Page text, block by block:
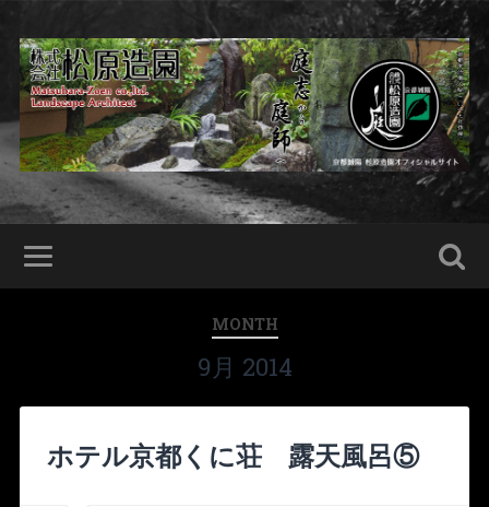
MONTH
9月 2014
ホテル京都くに荘 露天風呂⑤